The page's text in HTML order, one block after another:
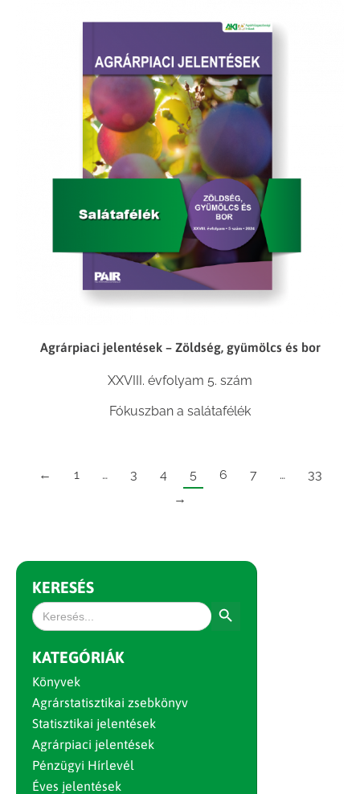
Agrárpiaci jelentések – Zöldség, gyümölcs és bor
XXVIII. évfolyam 5. szám
Fókuszban a salátafélék
← 1 … 3 4 5 6 7 …
33
→
KERESÉS
Search
for:
KATEGÓRIÁK
Könyvek
Agrárstatisztikai zsebkönyv
Statisztikai jelentések
Agrárpiaci jelentések
Pénzügyi Hírlevél
Éves jelentések